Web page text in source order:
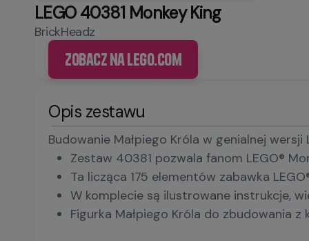
LEGO 40381 Monkey King
BrickHeadz
Zobacz na LEGO.com
Opis zestawu
Budowanie Małpiego Króla w genialnej
Zestaw 40381 pozwala fanom LEGO®
Ta licząca 175 elementów zabawka
W komplecie są ilustrowane instrukcje,
Figurka Małpiego Króla do zbudowania